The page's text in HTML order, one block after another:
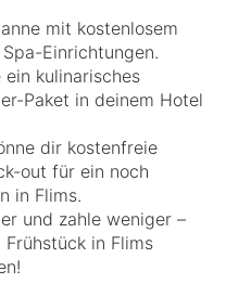
mit kostenlosem
Einrichtungen.
ein kulinarisches
Paket in deinem Hotel
dir kostenfreie
out für ein noch
in Flims.
und zahle weniger –
in Flims